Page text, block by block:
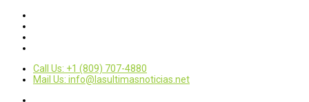
Call Us: +1 (809) 707-4880
Mail Us: info@lasultimasnoticias.net